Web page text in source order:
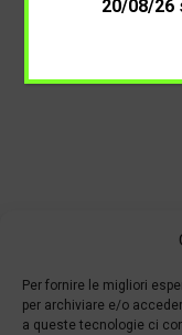
Per fornire le migliori
per archiviare e/o
a queste tecnologie ci
20/08/26